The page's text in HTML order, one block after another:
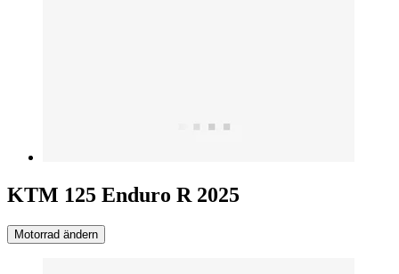
KTM 125 Enduro R 2025
Motorrad ändern